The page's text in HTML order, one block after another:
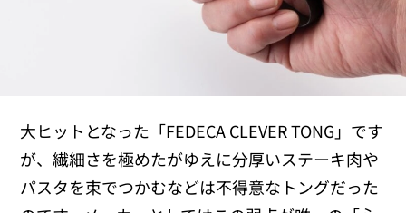
大ヒットとなった「FEDECA CLEVER TONG」です
が、繊細さを極めたがゆえに分厚いステーキ肉や
パスタを束でつかむなどは不得意なトングだった